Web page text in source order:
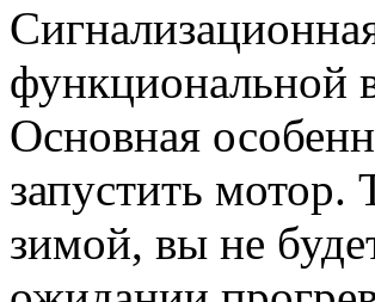
функциональной
Основная
запустить мотор.
зимой, вы не